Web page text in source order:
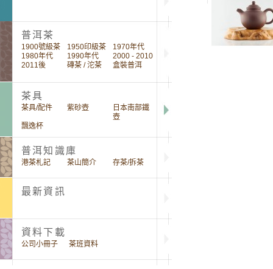
普洱茶
1900號級茶 1950印級茶
1970年代
1980年代
1990年代
2000 - 2010
2011後
磚茶 / 沱茶 盒裝普洱
茶具
茶具/配件 紫砂壺
日本南部鐵
壺
飄逸杯
普洱知識庫
港茶札記 茶山簡介 存茶/拆茶
最新資訊
資料下載
公司小冊子 茶班資料